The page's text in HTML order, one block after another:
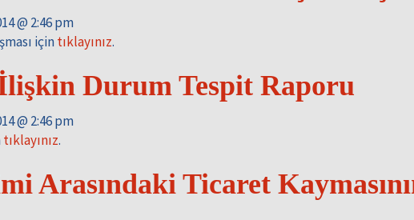
@ 2:46 pm
içintıklayınız.
Durum Tespit Raporu
@ 2:46 pm
tıklayınız.
Arasındaki Ticaret